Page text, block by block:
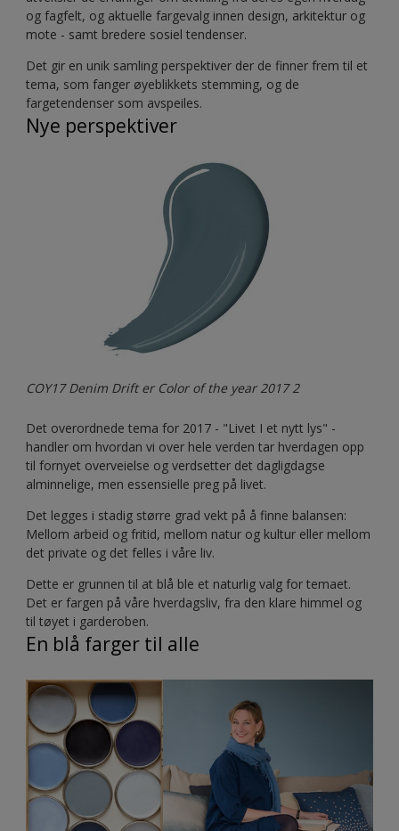
og fagfelt, og aktuelle fargevalg innen design, arkitektur og
mote - samt bredere sosiel tendenser.
Det gir en unik samling perspektiver der de finner frem til et
tema, som fanger øyeblikkets stemming, og de
fargetendenser som avspeiles.
Nye perspektiver
COY17 Denim Drift er Color of the year 2017 2
Det overordnede tema for 2017 - "Livet I et nytt lys" -
handler om hvordan vi over hele verden tar hverdagen opp
til fornyet overveielse og verdsetter det dagligdagse
alminnelige, men essensielle preg på livet.
Det legges i stadig større grad vekt på å finne balansen:
Mellom arbeid og fritid, mellom natur og kultur eller mellom
det private og det felles i våre liv.
Dette er grunnen til at blå ble et naturlig valg for temaet.
Det er fargen på våre hverdagsliv, fra den klare himmel og
til tøyet i garderoben.
En blå farger til alle